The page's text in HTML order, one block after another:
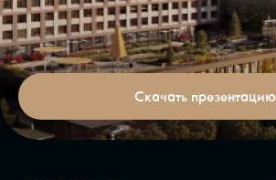
Скачать презентацию